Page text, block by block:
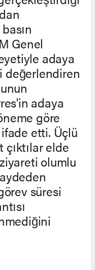
Genel
adaya
değerlendiren
adaya
göre
etti. Üçlü
elde
olumlu
süresi